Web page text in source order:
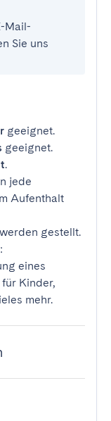
Mail-
Sie uns
geeignet.
geeignet.
.
jede
Aufenthalt
gestellt.
:
eines
Kinder,
mehr.